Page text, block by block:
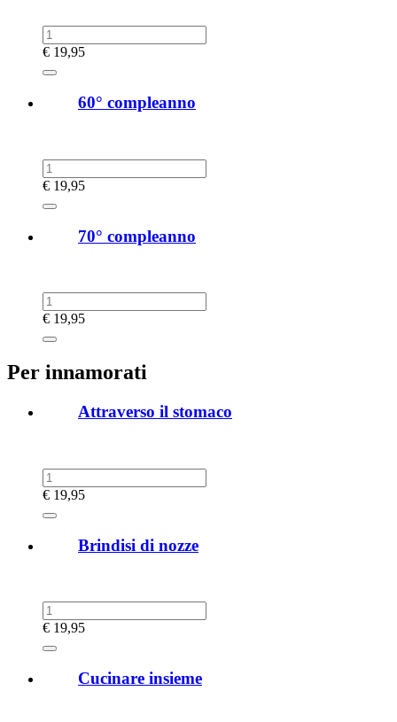
€ 19,95
60° compleanno
€ 19,95
70° compleanno
€ 19,95
Per innamorati
Attraverso il stomaco
€ 19,95
Brindisi di nozze
€ 19,95
Cucinare insieme